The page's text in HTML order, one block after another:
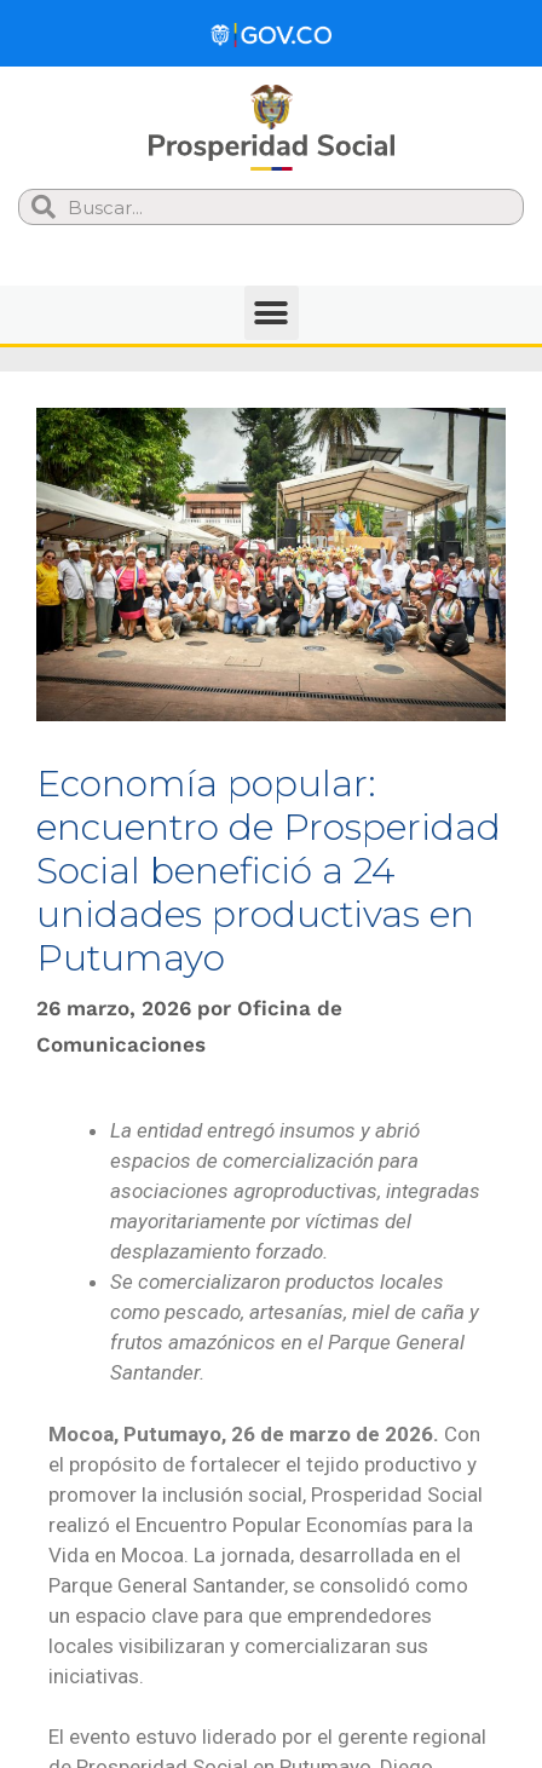
Search
Economía popular:
encuentro de Prosperidad
Social benefició a 24
unidades productivas en
Putumayo
26 marzo, 2026 por Oficina de
Comunicaciones
La entidad entregó insumos y abrió
espacios de comercialización para
asociaciones agroproductivas, integradas
mayoritariamente por víctimas del
desplazamiento forzado.
Se comercializaron productos locales
como pescado, artesanías, miel de caña y
frutos amazónicos en el Parque General
Santander.
Mocoa, Putumayo, 26 de marzo de 2026. Con
el propósito de fortalecer el tejido productivo y
promover la inclusión social, Prosperidad Social
realizó el Encuentro Popular Economías para la
Vida en Mocoa. La jornada, desarrollada en el
Parque General Santander, se consolidó como
un espacio clave para que emprendedores
locales visibilizaran y comercializaran sus
iniciativas.
El evento estuvo liderado por el gerente regional